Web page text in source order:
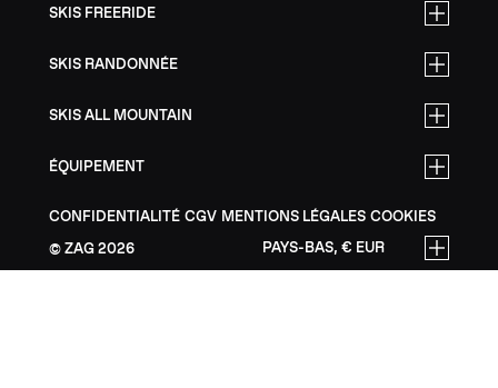
SKIS FREERIDE
SKIS RANDONNÉE
SKIS ALL MOUNTAIN
ÉQUIPEMENT
CONFIDENTIALITÉ CGV MENTIONS LÉGALES COOKIES
ZAG 2026 PAYS-BAS, € EUR